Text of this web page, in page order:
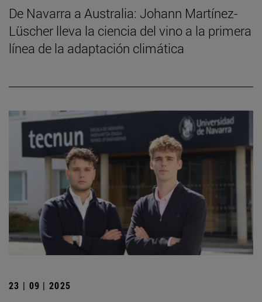
De Navarra a Australia: Johann Martínez-
Lüscher lleva la ciencia del vino a la primera
línea de la adaptación climática
23 | 09 | 2025